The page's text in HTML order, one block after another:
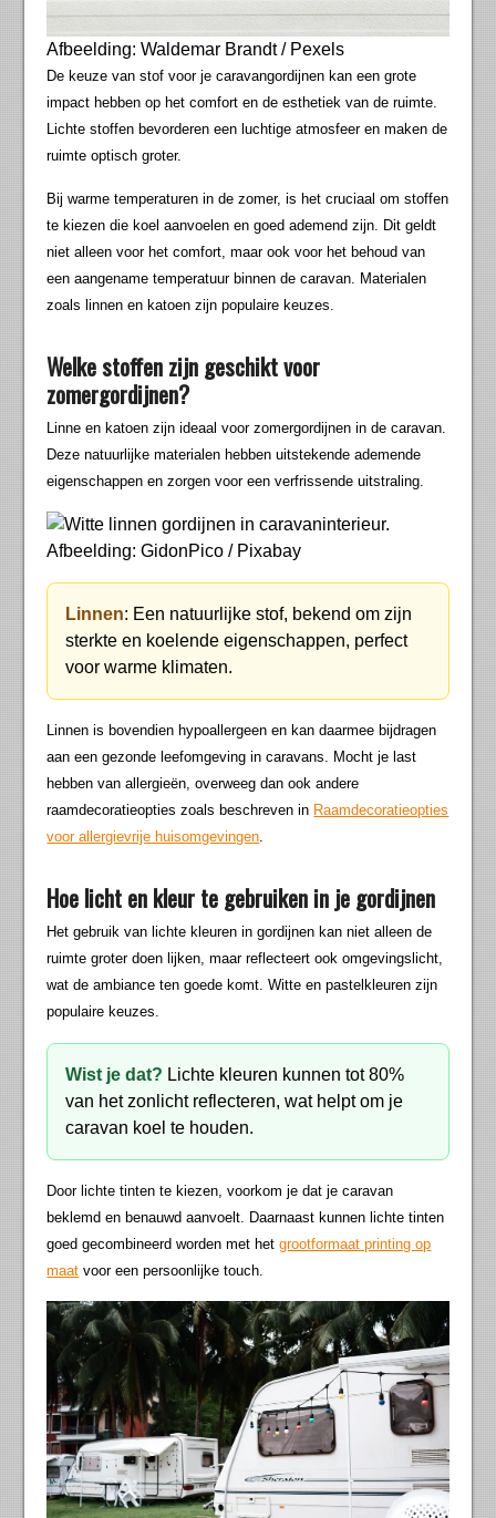
Afbeelding: Waldemar Brandt / Pexels
De keuze van stof voor je caravangordijnen kan een grote
impact hebben op het comfort en de esthetiek van de ruimte.
Lichte stoffen bevorderen een luchtige atmosfeer en maken de
ruimte optisch groter.
Bij warme temperaturen in de zomer, is het cruciaal om stoffen
te kiezen die koel aanvoelen en goed ademend zijn. Dit geldt
niet alleen voor het comfort, maar ook voor het behoud van
een aangename temperatuur binnen de caravan. Materialen
zoals linnen en katoen zijn populaire keuzes.
Welke stoffen zijn geschikt voor
zomergordijnen?
Linne en katoen zijn ideaal voor zomergordijnen in de caravan.
Deze natuurlijke materialen hebben uitstekende ademende
eigenschappen en zorgen voor een verfrissende uitstraling.
Afbeelding: GidonPico / Pixabay
Linnen: Een natuurlijke stof, bekend om zijn
sterkte en koelende eigenschappen, perfect
voor warme klimaten.
Linnen is bovendien hypoallergeen en kan daarmee bijdragen
aan een gezonde leefomgeving in caravans. Mocht je last
hebben van allergieën, overweeg dan ook andere
raamdecoratieopties zoals beschreven in Raamdecoratieopties
voor allergievrije huisomgevingen.
Hoe licht en kleur te gebruiken in je gordijnen
Het gebruik van lichte kleuren in gordijnen kan niet alleen de
ruimte groter doen lijken, maar reflecteert ook omgevingslicht,
wat de ambiance ten goede komt. Witte en pastelkleuren zijn
populaire keuzes.
Wist je dat? Lichte kleuren kunnen tot 80%
van het zonlicht reflecteren, wat helpt om je
caravan koel te houden.
Door lichte tinten te kiezen, voorkom je dat je caravan
beklemd en benauwd aanvoelt. Daarnaast kunnen lichte tinten
goed gecombineerd worden met hetgrootformaat printing op
maat voor een persoonlijke touch.